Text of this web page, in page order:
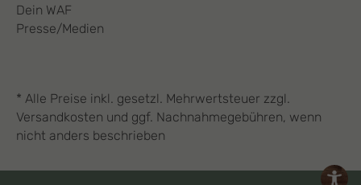
Dein WAF
Presse/Medien
* Alle Preise inkl. gesetzl. Mehrwertsteuer zzgl.
Versandkosten und ggf. Nachnahmegebühren, wenn
nicht anders beschrieben